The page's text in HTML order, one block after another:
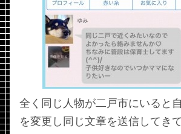
全く同じ人物が二戸市にいると
を変更し同じ文章を送信してき